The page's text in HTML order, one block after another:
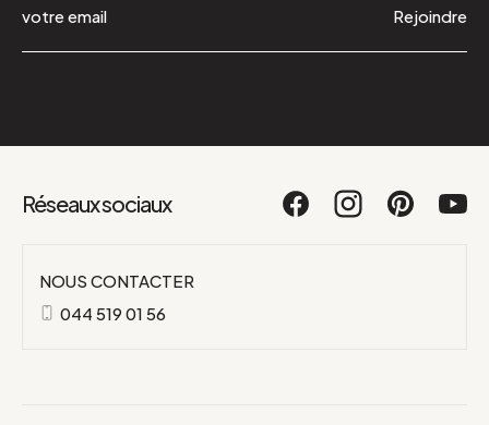
Rejoindre
Réseaux sociaux
NOUS CONTACTER
044 519 01 56